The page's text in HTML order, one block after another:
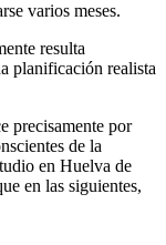
varios meses.
resulta
planificación realista
precisamente por
de la
en Huelva de
en las siguientes,